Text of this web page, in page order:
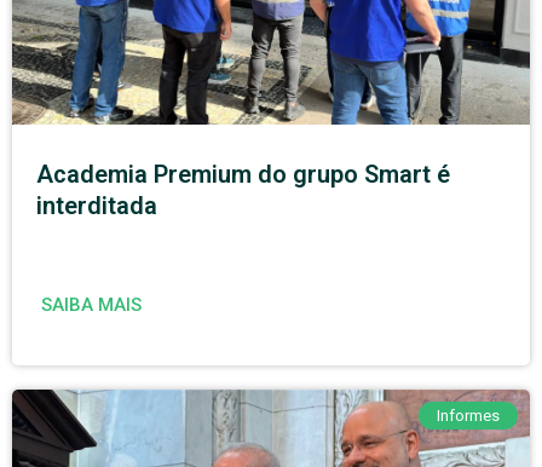
Academia Premium do grupo Smart é
interditada
SAIBA MAIS
Informes